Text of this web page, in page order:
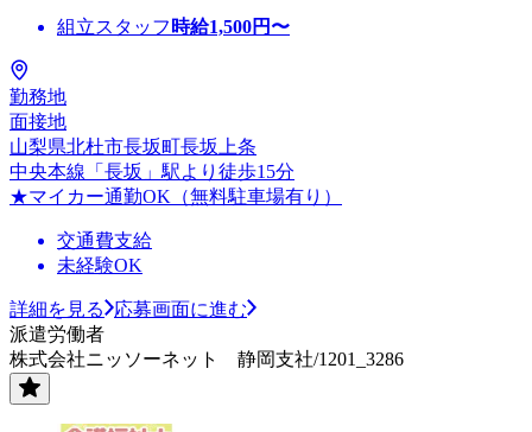
組立スタッフ 時給1,500円〜
勤務地
面接地
山梨県北杜市長坂町長坂上条
中央本線「長坂」駅より徒歩15分
★マイカー通勤OK（無料駐車場有り）
交通費支給
未経験OK
詳細を見る
応募画面に進む
派遣労働者
株式会社ニッソーネット 静岡支社/1201_3286